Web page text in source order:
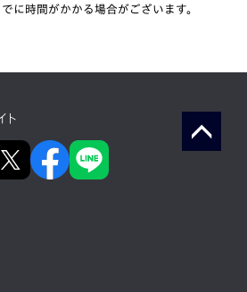
に時間がかかる場合がございます。
ト